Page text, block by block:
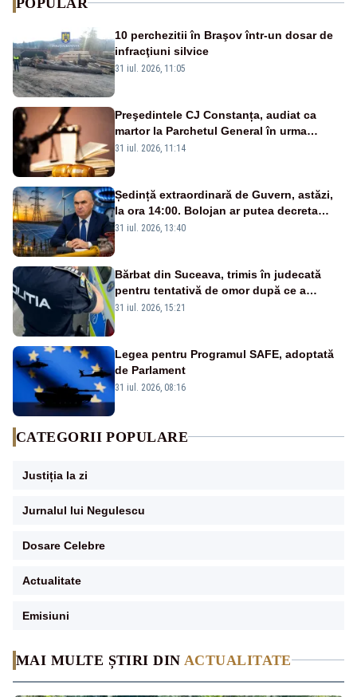
MAI MULTE ȘTIRI DIN ACTUALITATE
10 perchezitii în Braşov într-un dosar de
infracţiuni silvice
31 iul. 2026, 11:05
Preşedintele CJ Constanța, audiat ca
martor la Parchetul General în urma
percheziţiei la firma unde este acţionar
31 iul. 2026, 11:14
Ședință extraordinară de Guvern, astăzi,
la ora 14:00. Bolojan ar putea decreta
stare de urgență energetică
31 iul. 2026, 13:40
Bărbat din Suceava, trimis în judecată
pentru tentativă de omor după ce a
înjunghiat un tânăr în urma unui conflict
31 iul. 2026, 15:21
Legea pentru Programul SAFE, adoptată
de Parlament
31 iul. 2026, 08:16
CATEGORII POPULARE
Justiția la zi
Jurnalul lui Negulescu
Dosare Celebre
Actualitate
Emisiuni